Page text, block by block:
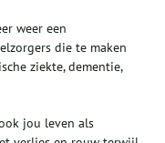
weer een
die te maken
ziekte, dementie,
jou leven als